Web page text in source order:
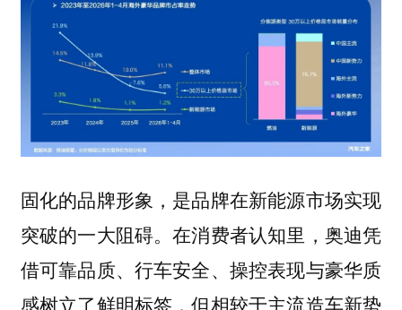
固化的品牌形象，是品牌在新能源市场实现
突破的一大阻碍。在消费者认知里，奥迪凭
借可靠品质、行车安全、操控表现与豪华质
感树立了鲜明标签，但相较于主流造车新势